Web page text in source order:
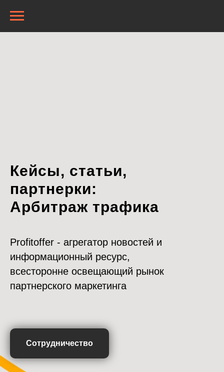
Кейсы, статьи,
партнерки:
Арбитраж трафика
Profitoffer - агрегатор новостей и
информационный ресурс,
всесторонне освещающий рынок
партнерского маркетинга
Сотрудничество